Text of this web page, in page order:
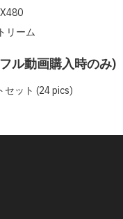
リーム
ル動画購入時のみ)
セット (24 pics)